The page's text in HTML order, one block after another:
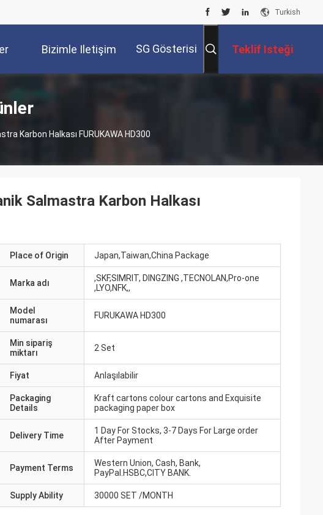
Turkish
Bizimle Iletişim SG Gösterisi Teklif Isteği
Karbon Halkası FURUKAWA HD300
Salmastra Karbon Halkası
Place of Origin Japan,Taiwan,China Package
Marka adı
,SKF,SIMRIT, DINGZING ,TECNOLAN,Pro-one
,LYO,NFK,,
Model
numarası
FURUKAWA HD300
Min sipariş
miktarı
2 Set
Fiyat Anlaşılabilir
Packaging
Details
Kraft cartons colour cartons and Exquisite
packaging paper box
Delivery Time
1 Day For Stocks, 3-7 Days For Large order
After Payment
Payment Terms
Western Union, Cash, Bank,
PayPal.HSBC,CITY BANK.
Supply Ability 30000 SET /MONTH